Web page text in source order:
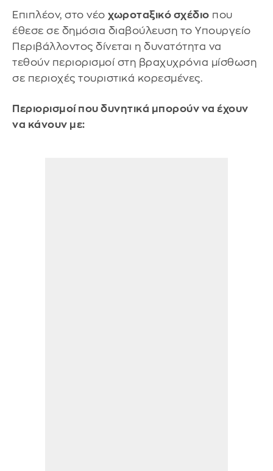
Επιπλέον, στο νέο χωροταξικό σχέδιο που
έθεσε σε δημόσια διαβούλευση το Υπουργείο
Περιβάλλοντος δίνεται η δυνατότητα να
τεθούν περιορισμοί στη βραχυχρόνια μίσθωση
σε περιοχές τουριστικά κορεσμένες.
Περιορισμοί που δυνητικά μπορούν να έχουν
να κάνουν με: